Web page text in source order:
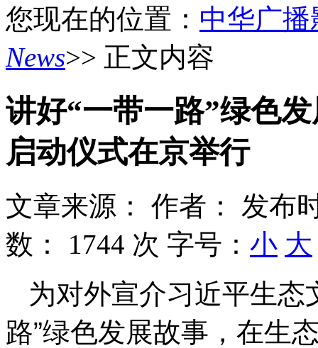
您现在的位置： 中华广
News>> 正文内容
讲好“一带一路”绿色
启动仪式在京举行
文章来源： 作者：
发布
数： 1744 次 字号： 小 大
为对外宣介习近平生态
路”绿色发展故事，在生